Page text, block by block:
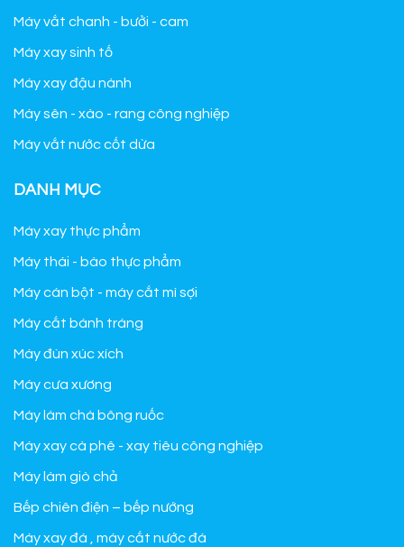
Máy vắt chanh - bưởi - cam
Máy xay sinh tố
Máy xay đậu nành
Máy sên - xào - rang công nghiệp
Máy vắt nước cốt dừa
DANH MỤC
Máy xay thực phẩm
Máy thái - bào thực phẩm
Máy cán bột - máy cắt mì sợi
Máy cắt bánh tráng
Máy đùn xúc xích
Máy cưa xương
Máy làm chà bông ruốc
Máy xay cà phê - xay tiêu công nghiệp
Máy làm giò chả
Bếp chiên điện – bếp nướng
Máy xay đá , máy cắt nước đá